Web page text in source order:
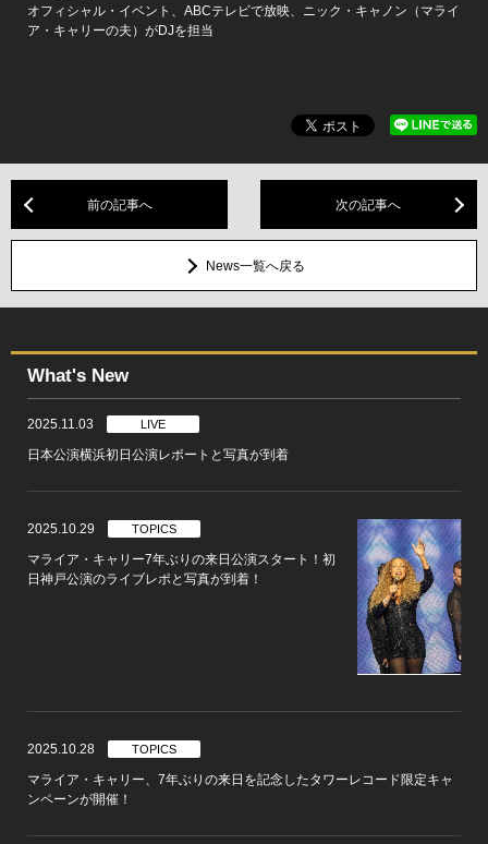
オフィシャル・イベント、ABCテレビで放映、ニック・キャノン（マライ
ア・キャリーの夫）がDJを担当
前の記事へ 次の記事へ
News一覧へ戻る
What's New
2025.11.03 LIVE
日本公演横浜初日公演レポートと写真が到着
2025.10.29 TOPICS
マライア・キャリー7年ぶりの来日公演スタート！初
日神戸公演のライブレポと写真が到着！
2025.10.28 TOPICS
マライア・キャリー、7年ぶりの来日を記念したタワーレコード限定キャ
ンペーンが開催！